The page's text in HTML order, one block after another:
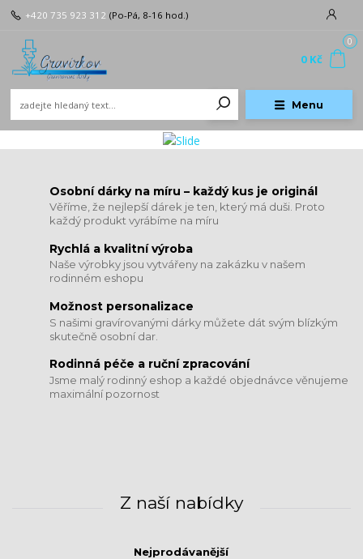
Menu
+420 735 923 312 (Po-Pá, 8-16 hod.)
0
0 Kč
​​​​​​​Osobní dárky na míru – každý kus je originál
Věříme, že nejlepší dárek je ten, který má duši. Proto
každý produkt vyrábíme na míru
Rychlá a kvalitní výroba
Naše výrobky jsou vytvářeny na zakázku v našem
rodinném eshopu
Možnost personalizace
S našimi gravírovanými dárky můžete dát svým blízkým
skutečně osobní dar.
​​​​​​​Rodinná péče a ruční zpracování
Jsme malý rodinný eshop a každé objednávce věnujeme
maximální pozornost
Z naší nabídky
Nejprodávanější